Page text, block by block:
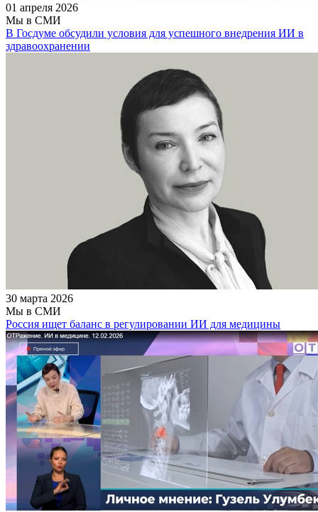
01 апреля 2026
Мы в СМИ
В Госдуме обсудили условия для успешного внедрения ИИ в
здравоохранении
30 марта 2026
Мы в СМИ
Россия ищет баланс в регулировании ИИ для медицины